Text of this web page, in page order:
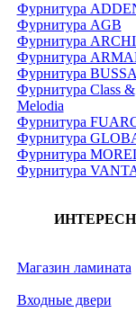
Фурнитура
Фурнитура AGB
Фурнитура
Фурнитура
Фурнитура
Фурнитура Class &
Melodia
Фурнитура
Фурнитура
Фурнитура
Фурнитура
Магазин ламината
Входные двери